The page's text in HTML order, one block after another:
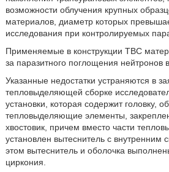
возможности облучения крупных
материалов, диаметр которых
исследования при контролируемых
Применяемые в конструкции ТВС
за паразитного поглощения нейтронов
Указанные недостатки устраняются в
тепловыделяющей сборке
установки, которая содержит головку,
тепловыделяющие элементы,
хвостовик, причем вместо части
установлен вытеснитель с внутренним
этом вытеснитель и оболочка
циркония.